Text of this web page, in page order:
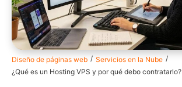
Diseño de páginas web / Servicios en la Nube /
¿Qué es un Hosting VPS y por qué debo contratarlo?